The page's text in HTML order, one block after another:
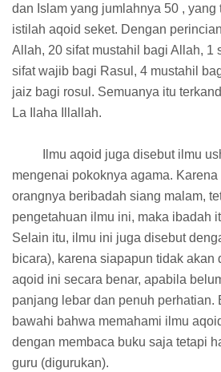
dan Islam yang jumlahnya 50 , yang
istilah aqoid seket. Dengan
Allah, 20 sifat mustahil bagi Allah, 1
sifat wajib bagi Rasul, 4 mustahil
jaiz bagi rosul. Semuanya itu
La Ilaha Illallah.
Ilmu aqoid juga disebut ilmu
mengenai pokoknya agama.
orangnya beribadah siang malam,
pengetahuan ilmu ini, maka ibadah
Selain itu, ilmu ini juga disebut
bicara), karena siapapun tidak akan
aqoid ini secara benar, apabila
panjang lebar dan penuh perhatian.
bawahi bahwa memahami ilmu
dengan membaca buku saja tetapi
guru (digurukan).